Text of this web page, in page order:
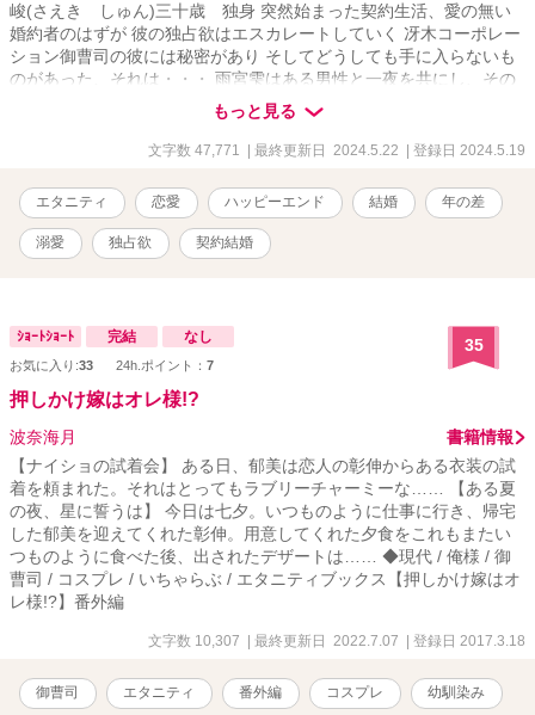
峻(さえき しゅん)三十歳 独身 突然始まった契約生活、愛の無い
婚約者のはずが 彼の独占欲はエスカレートしていく 冴木コーポレー
ション御曹司の彼には秘密があり そしてどうしても手に入らないも
のがあった、それは・・・ 雨宮雫はある男性と一夜を共にし、その
場を逃げ出した、暫くして妊娠に気づく。 そんなある日雫の前に冴
木コーポレーション御曹司、冴木峻が現れ、「俺の婚約者になって
くれ、今日からその子は俺の子供な」突然の申し出に困惑する雫。
引き受ける事になった。 愛の無い生活のはずが峻の独占欲はエスカ
レートしていく。そんな彼には実は秘密があった。
もっと見る
文字数 47,771 | 最終更新日 2024.5.22 | 登録日 2024.5.19
エタニティ 恋愛 ハッピーエンド 結婚 年の差
溺愛 独占欲 契約結婚
ｼｮｰﾄｼｮｰﾄ 完結 なし
お気に入り:33 24h.ポイント： 7
35
押しかけ嫁はオレ様!?
波奈海月
書籍情報
【ナイショの試着会】 ある日、郁美は恋人の彰伸からある衣装の試
着を頼まれた。それはとってもラブリーチャーミーな…… 【ある夏
の夜、星に誓うは】 今日は七夕。いつものように仕事に行き、帰宅
した郁美を迎えてくれた彰伸。用意してくれた夕食をこれもまたい
つものように食べた後、出されたデザートは…… ◆現代 / 俺様 / 御
曹司 / コスプレ / いちゃらぶ / エタニティブックス【押しかけ嫁はオ
レ様!?】番外編
文字数 10,307 | 最終更新日 2022.7.07 | 登録日 2017.3.18
御曹司 エタニティ 番外編 コスプレ 幼馴染み